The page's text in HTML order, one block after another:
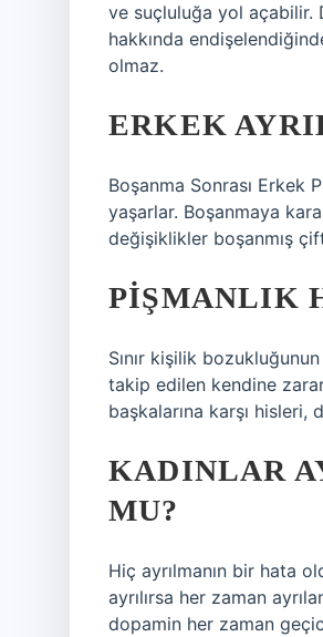
ve suçluluğa yol açabilir.
hakkında
olmaz.
ERKEK
Boşanma Sonrası Erkek
yaşarlar. Boşanmaya
değişiklikler boşanmış
PIŞMANLIK
Sınır kişilik
takip edilen kendine
başkalarına karşı hisleri,
KADINLAR
MU?
Hiç ayrılmanın bir hata
ayrılırsa her zaman
dopamin her zaman